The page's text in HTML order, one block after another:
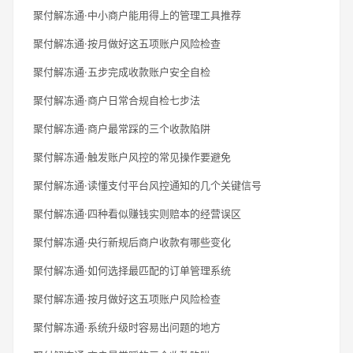
聚付解冻通·中小商户能用得上的管理工具推荐
聚付解冻通·按月做好这五项账户风险检查
聚付解冻通·五步完成收款账户安全自检
聚付解冻通·商户日常合规自检七步法
聚付解冻通·商户最常踩的三个收款陷阱
聚付解冻通·触发账户风控的常见操作要避免
聚付解冻通·读懂支付平台风控通知的几个关键信号
聚付解冻通·四种看似赚钱实则赔本的经营误区
聚付解冻通·央行新规后商户收款有哪些变化
聚付解冻通·如何选择最匹配的订单管理系统
聚付解冻通·按月做好这五项账户风险检查
聚付解冻通·系统升级时容易出问题的地方